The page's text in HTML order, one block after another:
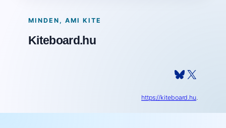
MINDEN, AMI KITE
Kiteboard.hu
Bluesky X
https://kiteboard.hu.